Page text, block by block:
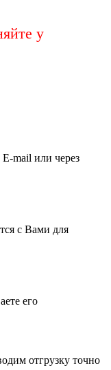
у
E-mail или через
с Вами для
его
отгрузку точно